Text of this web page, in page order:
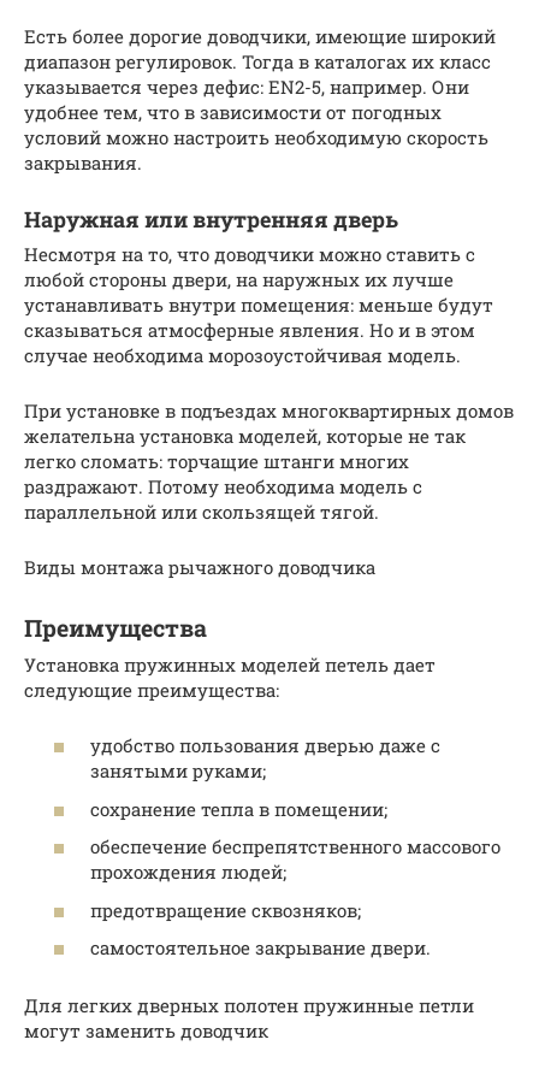
Есть более дорогие доводчики, имеющие широкий
диапазон регулировок. Тогда в каталогах их класс
указывается через дефис: EN2-5, например. Они
удобнее тем, что в зависимости от погодных
условий можно настроить необходимую скорость
закрывания.
Наружная или внутренняя дверь
Несмотря на то, что доводчики можно ставить с
любой стороны двери, на наружных их лучше
устанавливать внутри помещения: меньше будут
сказываться атмосферные явления. Но и в этом
случае необходима морозоустойчивая модель.
При установке в подъездах многоквартирных домов
желательна установка моделей, которые не так
легко сломать: торчащие штанги многих
раздражают. Потому необходима модель с
параллельной или скользящей тягой.
Виды монтажа рычажного доводчика
Преимущества
Установка пружинных моделей петель дает
следующие преимущества:
удобство пользования дверью даже с
занятыми руками;
сохранение тепла в помещении;
обеспечение беспрепятственного массового
прохождения людей;
предотвращение сквозняков;
самостоятельное закрывание двери.
Для легких дверных полотен пружинные петли
могут заменить доводчик